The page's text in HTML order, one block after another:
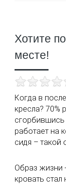
Хотите
месте!
Когда в
кресла? 70%
сгорбившись
работает на
сидя – такой
Образ жизни
кровать стал